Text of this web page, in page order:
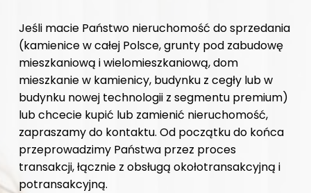
Jeśli macie Państwo nieruchomość do sprzedania
(kamienice w całej Polsce, grunty pod zabudowę
mieszkaniową i wielomieszkaniową, dom
mieszkanie w kamienicy, budynku z cegły lub w
budynku nowej technologii z segmentu premium)
lub chcecie kupić lub zamienić nieruchomość,
zapraszamy do kontaktu. Od początku do końca
przeprowadzimy Państwa przez proces
transakcji, łącznie z obsługą okołotransakcyjną i
potransakcyjną.